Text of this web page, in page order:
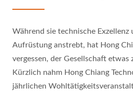
Während sie technische
Aufrüstung anstrebt, hat Hong
vergessen, der Gesellschaft etwas
Kürzlich nahm Hong Chiang
jährlichen